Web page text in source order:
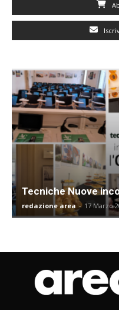
Tecniche Nuove
redazione area - 17 Marzo